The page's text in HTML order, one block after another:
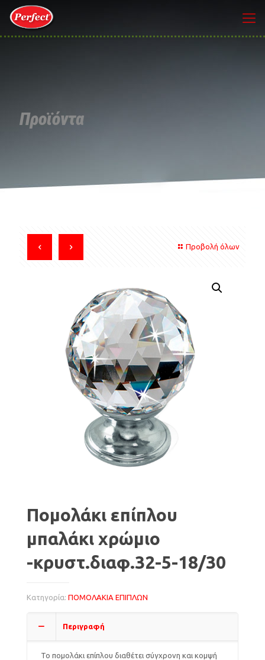
Προϊόντα
Προβολή όλων
Πομολάκι επίπλου
μπαλάκι χρώμιο
-κρυστ.διαφ.32-5-18/30
Κατηγορία: ΠΟΜΟΛΑΚΙΑ ΕΠΙΠΛΩΝ
Περιγραφή
Το πομολάκι επίπλου διαθέτει σύγχρονη και κομψή